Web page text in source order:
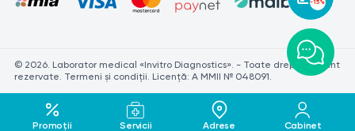
-15%
© 2026. Laborator medical «Invitro Diagnostics». - Toate drepturile sunt
rezervate. Termeni și condiții. Licență: A MMII № 048091.
Promoții Servicii Adrese Cabinet